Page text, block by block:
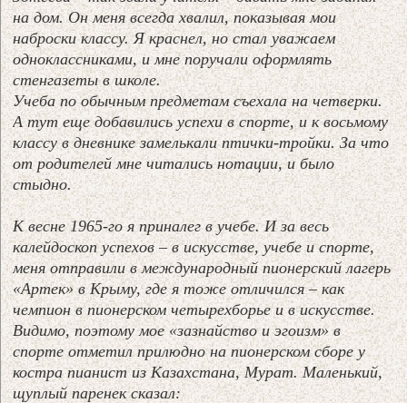
на дом. Он меня всегда хвалил, показывая мои
наброски классу. Я краснел, но стал уважаем
одноклассниками, и мне поручали оформлять
стенгазеты в школе.
Учеба по обычным предметам съехала на четверки.
А тут еще добавились успехи в спорте, и к восьмому
классу в дневнике замелькали птички-тройки. За что
от родителей мне читались нотации, и было
стыдно.
К весне 1965-го я приналег в учебе. И за весь
калейдоскоп успехов – в искусстве, учебе и спорте,
меня отправили в международный пионерский лагерь
«Артек» в Крыму, где я тоже отличился – как
чемпион в пионерском четырехборье и в искусстве.
Видимо, поэтому мое «зазнайство и эгоизм» в
спорте отметил прилюдно на пионерском сборе у
костра пианист из Казахстана, Мурат. Маленький,
щуплый паренек сказал: